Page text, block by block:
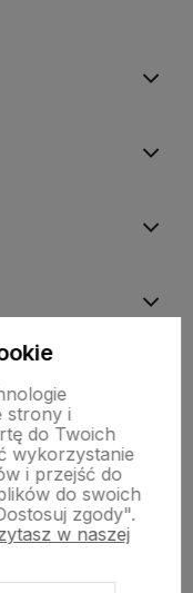
strony i
do Twoich
wykorzystanie
i przejść do
do swoich
zgody".
w naszej